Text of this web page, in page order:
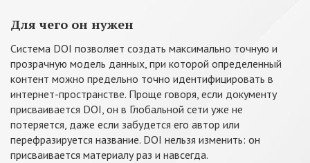
Для чего он нужен
Система DOI позволяет создать максимально точную и
прозрачную модель данных, при которой определенный
контент можно предельно точно идентифицировать в
интернет-пространстве. Проще говоря, если документу
присваивается DOI, он в Глобальной сети уже не
потеряется, даже если забудется его автор или
перефразируется название. DOI нельзя изменить: он
присваивается материалу раз и навсегда.